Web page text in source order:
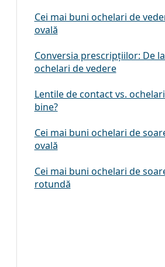
Cei mai buni ochelari de
ovală
Conversia prescripțiilor: De
ochelari de vedere
Lentile de contact vs.
bine?
Cei mai buni ochelari de
ovală
Cei mai buni ochelari de
rotundă